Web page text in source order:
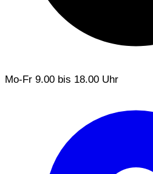
Mo-Fr 9.00 bis 18.00 Uhr